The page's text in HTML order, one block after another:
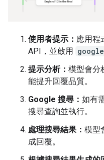
使用者提示： 應用程
API，並啟用
提示分析： 模型會分
能提升回覆品質。
Google 搜尋： 如有
搜尋查詢並執行。
處理搜尋結果： 模型
成回覆。